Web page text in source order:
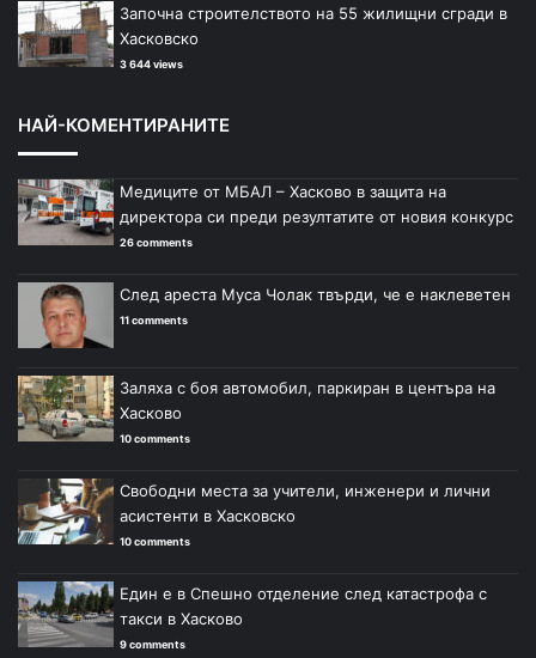
Започна строителството на 55 жилищни сгради в
Хасковско
3 644 views
НАЙ-КОМЕНТИРАНИТЕ
Медиците от МБАЛ – Хасково в защита на
директора си преди резултатите от новия конкурс
26 comments
След ареста Муса Чолак твърди, че е наклеветен
11 comments
Заляха с боя автомобил, паркиран в центъра на
Хасково
10 comments
Свободни места за учители, инженери и лични
асистенти в Хасковско
10 comments
Един е в Спешно отделение след катастрофа с
такси в Хасково
9 comments